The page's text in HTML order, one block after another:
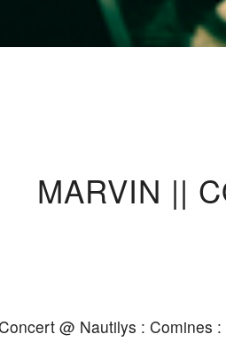
MARVIN ||
@ Nautilys : Comines